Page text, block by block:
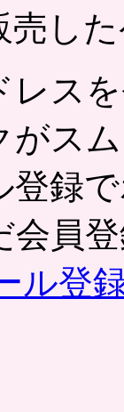
売し
レス
がス
録
会員
ル登